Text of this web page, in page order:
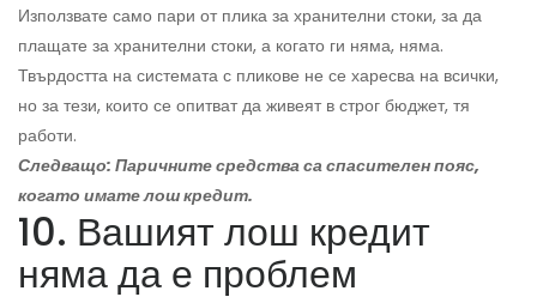
Използвате само пари от плика за хранителни стоки, за да
плащате за хранителни стоки, а когато ги няма, няма.
Твърдостта на системата с пликове не се харесва на всички,
но за тези, които се опитват да живеят в строг бюджет, тя
работи.
Следващо: Паричните средства са спасителен пояс,
когато имате лош кредит.
10. Вашият лош кредит
няма да е проблем